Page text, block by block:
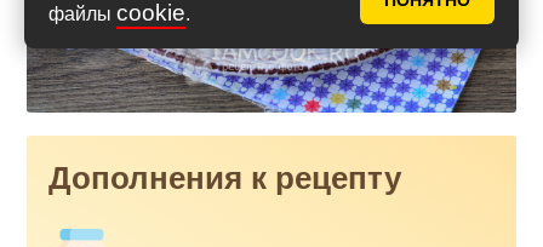
файлы cookie.
Дополнения к рецепту